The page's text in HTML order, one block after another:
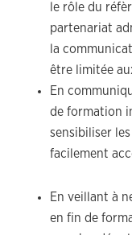
le rôle du
partenariat
la
être limitée
En
de formation
sensibiliser
facilement
En veillant à
en fin de